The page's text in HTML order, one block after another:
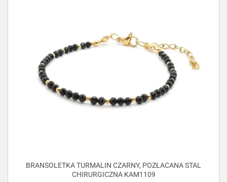
BRANSOLETKA TURMALIN CZARNY, POZŁACANA STAL
CHIRURGICZNA KAM1109